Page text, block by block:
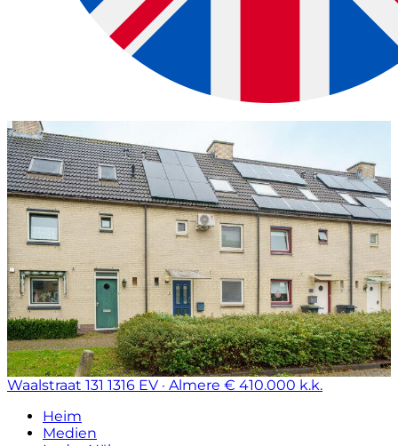
Waalstraat 131 1316 EV · Almere € 410.000 k.k.
Heim
Medien